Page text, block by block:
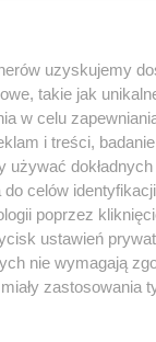
Jesteś piękna”.
wcale nie chce
Ziemię
Elizie, a
uzyskujemy
takie jak
w celu
i treści,
używać
celów
poprzez
ustawień
nie wymagają
zastosowania